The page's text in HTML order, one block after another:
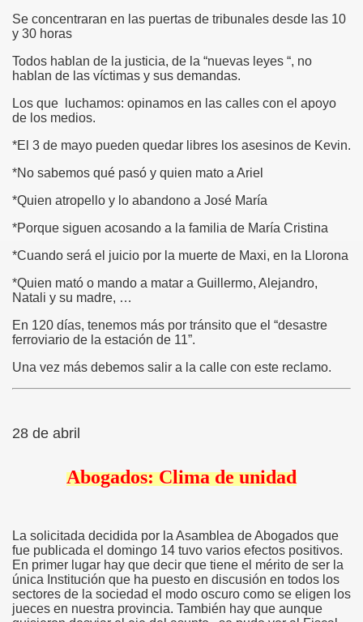
Se concentraran en las puertas de tribunales desde las 10
y 30 horas
Todos hablan de la justicia, de la “nuevas leyes “, no
hablan de las víctimas y sus demandas.
Los que luchamos: opinamos en las calles con el apoyo
de los medios.
*El 3 de mayo pueden quedar libres los asesinos de Kevin.
*No sabemos qué pasó y quien mato a Ariel
*Quien atropello y lo abandono a José María
*Porque siguen acosando a la familia de María Cristina
*Cuando será el juicio por la muerte de Maxi, en la Llorona
*Quien mató o mando a matar a Guillermo, Alejandro,
Natali y su madre, …
En 120 días, tenemos más por tránsito que el “desastre
ferroviario de la estación de 11”.
Una vez más debemos salir a la calle con este reclamo.
28 de abril
Abogados: Clima de unidad
La solicitada decidida por la Asamblea de Abogados que
fue publicada el domingo 14 tuvo varios efectos positivos.
En primer lugar hay que decir que tiene el mérito de ser la
única Institución que ha puesto en discusión en todos los
sectores de la sociedad el modo oscuro como se eligen los
jueces en nuestra provincia. También hay que aunque